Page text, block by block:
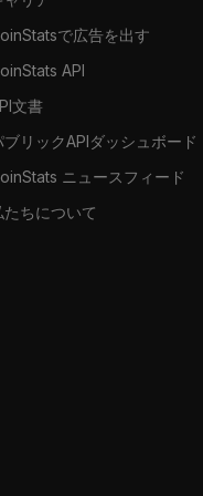
で広告を出す
API
文書
ブリックAPIダッシュボード
ニュースフィード
たちについて